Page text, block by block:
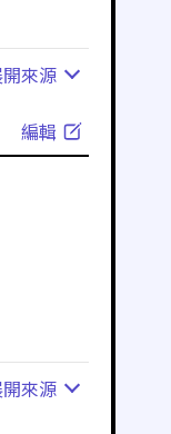
來源
編輯
來源